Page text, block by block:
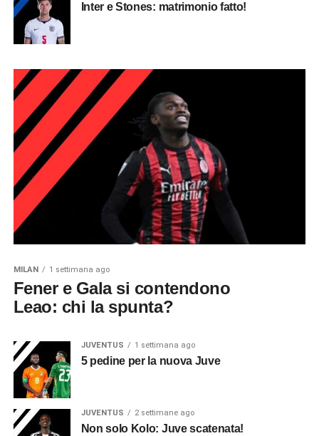
Inter e Stones: matrimonio fatto!
MILAN 1 settimana ago
Fener e Gala si contendono
Leao: chi la spunta?
JUVENTUS 1 settimana ago
5 pedine per la nuova Juve
JUVENTUS 2 settimane ago
Non solo Kolo: Juve scatenata!